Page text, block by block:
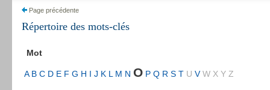
Page précédente
Répertoire des mots-clés
Mot
A B C D E F G H I J K L M N O P Q R S T U V W X Y Z